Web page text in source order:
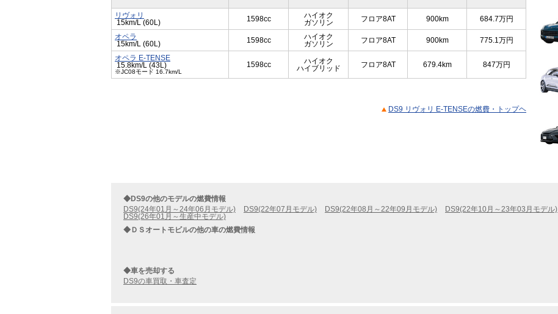
リヴォリ
15km/L (60L)
1598cc
ハイオク
ガソリン
フロア8AT 900km 684.7万円
オペラ
15km/L (60L)
1598cc
ハイオク
ガソリン
フロア8AT 900km 775.1万円
オペラ E-TENSE
15.8km/L (43L)
※JC08モード 16.7km/L
1598cc
ハイオク
ハイブリッド
フロア8AT 679.4km 847万円
DS9 リヴォリ E-TENSEの燃費・トップヘ
◆DS9の他のモデルの燃費情報
DS9(24年01月～24年06月モデル)
DS9(22年07月モデル) DS9(22年08月～22年09月モデル) DS9(22年10月～23年03月モデル)
DS9(26年01月～生産中モデル)
◆ＤＳオートモビルの他の車の燃費情報
◆車を売却する
DS9の車買取・車査定